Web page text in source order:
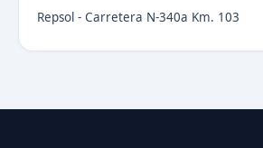
Repsol - Carretera N-340a Km. 103